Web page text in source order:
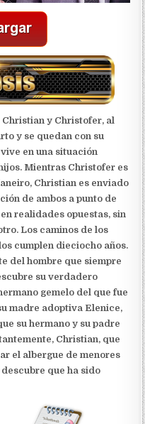
Christian y Christofer, al
y se quedan con su
en una situación
Mientras Christofer es
Christian es enviado
de ambos a punto de
realidades opuestas, sin
Los caminos de los
cumplen dieciocho años.
del hombre que siempre
su verdadero
gemelo del que fue
madre adoptiva Elenice,
su hermano y su padre
Christian, que
el albergue de menores
que ha sido